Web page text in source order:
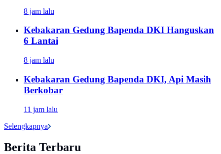
8 jam lalu
Kebakaran Gedung Bapenda DKI Hanguskan
6 Lantai
8 jam lalu
Kebakaran Gedung Bapenda DKI, Api Masih
Berkobar
11 jam lalu
Selengkapnya
Berita Terbaru